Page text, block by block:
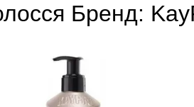
Бренд: